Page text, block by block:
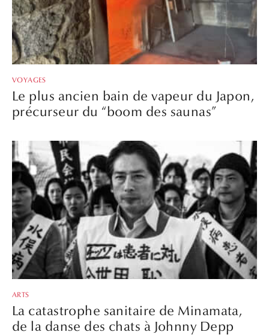
VOYAGES
Le plus ancien bain de vapeur du Japon,
précurseur du “boom des saunas”
ARTS
La catastrophe sanitaire de Minamata,
de la danse des chats à Johnny Depp